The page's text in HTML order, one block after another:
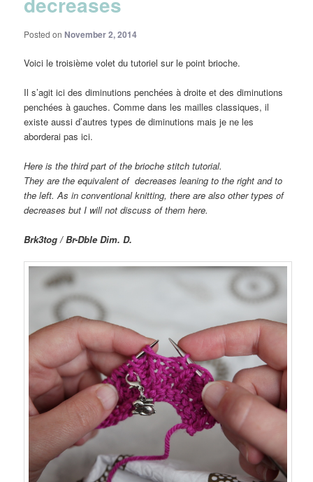
Posted on November 2, 2014
Voici le troisième volet du tutoriel sur le point brioche.
Il s’agit ici des diminutions penchées à droite et des diminutions
penchées à gauches. Comme dans les mailles classiques, il
existe aussi d’autres types de diminutions mais je ne les
aborderai pas ici.
Here is the third part of the brioche stitch tutorial.
They are the equivalent ofdecreases leaning to the right and to
the left. As in conventionalknitting, there arealso other types of
decreases but I will not discuss of them here.
Brk3tog / Br-Dble Dim. D.